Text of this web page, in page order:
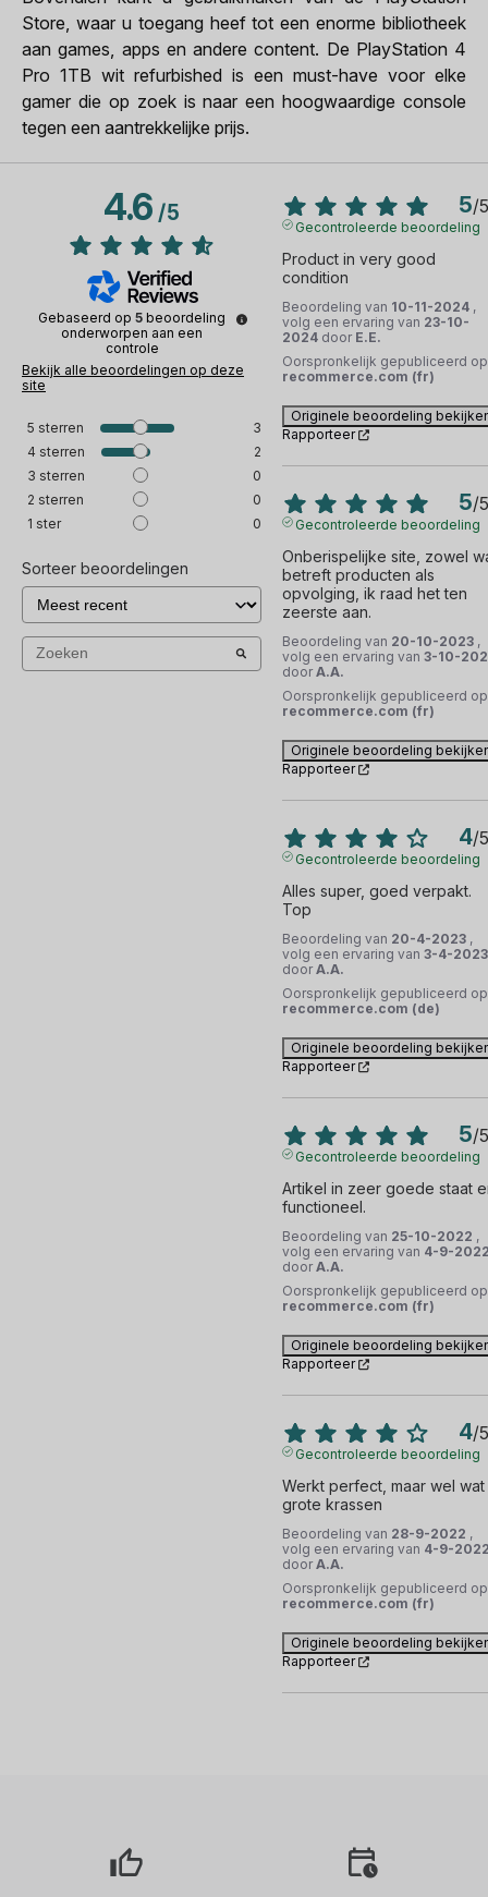
Store, waar u toegang heef tot een enorme bibliotheek
aan games, apps en andere content. De PlayStation 4
Pro 1TB wit refurbished is een must-have voor elke
gamer die op zoek is naar een hoogwaardige console
tegen een aantrekkelijke prijs.
4.6/5
Gebaseerd op 5 beoordeling
onderworpen aan een
controle
Bekijk alle beoordelingen op deze
site
5 sterren
3
4 sterren
2
3 sterren
0
2 sterren
0
1 ster 0
Sorteer beoordelingen
5/5
Gecontroleerde beoordeling
Product in very good
condition
Beoordeling van 10-11-2024 ,
volg een ervaring van 23-10-
2024 door E.E.
Oorspronkelijk gepubliceerd op
recommerce.com (fr)
Originele beoordeling
Rapporteer
5/5
Gecontroleerde beoordeling
Onberispelijke site, zowel
betreft producten als
opvolging, ik raad het ten
zeerste aan.
Beoordeling van 20-10-2023 ,
volg een ervaring van 3-10-
door A.A.
Oorspronkelijk gepubliceerd op
recommerce.com (fr)
Originele beoordeling
Rapporteer
4/5
Gecontroleerde beoordeling
Alles super, goed verpakt.
Top
Beoordeling van 20-4-2023 ,
volg een ervaring van 3-4-2023
door A.A.
Oorspronkelijk gepubliceerd op
recommerce.com (de)
Originele beoordeling
Rapporteer
5/5
Gecontroleerde beoordeling
Artikel in zeer goede staat
functioneel.
Beoordeling van 25-10-2022 ,
volg een ervaring van 4-9-
door A.A.
Oorspronkelijk gepubliceerd op
recommerce.com (fr)
Originele beoordeling
Rapporteer
4/5
Gecontroleerde beoordeling
Werkt perfect, maar wel wat
grote krassen
Beoordeling van 28-9-2022 ,
volg een ervaring van 4-9-
door A.A.
Oorspronkelijk gepubliceerd op
recommerce.com (fr)
Originele beoordeling
Rapporteer